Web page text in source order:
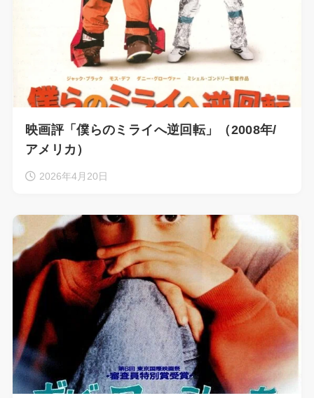
映画評「僕らのミライへ逆回転」（2008年/
アメリカ）
2026年4月20日